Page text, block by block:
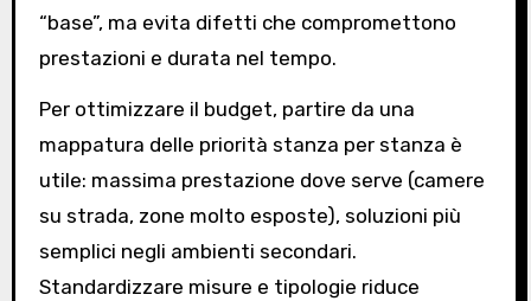
“base”, ma evita difetti che compromettono
prestazioni e durata nel tempo.
Per ottimizzare il budget, partire da una
mappatura delle priorità stanza per stanza è
utile: massima prestazione dove serve (camere
su strada, zone molto esposte), soluzioni più
semplici negli ambienti secondari.
Standardizzare misure e tipologie riduce